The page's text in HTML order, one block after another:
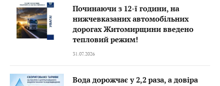
Починаючи з 12-ї години, на
нижчевказаних автомобільних
дорогах Житомирщини введено
тепловий режим!
31.07.2026
Вода дорожчає у 2,2 раза, а довіра